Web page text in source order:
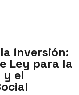
inversión:
Ley para la
y el